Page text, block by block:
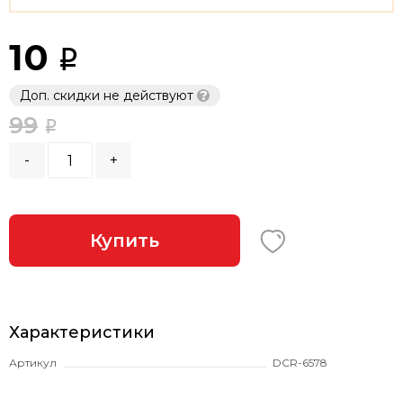
10
Доп. скидки не действуют ?
99
- +
Купить
Характеристики
Артикул DCR-6578